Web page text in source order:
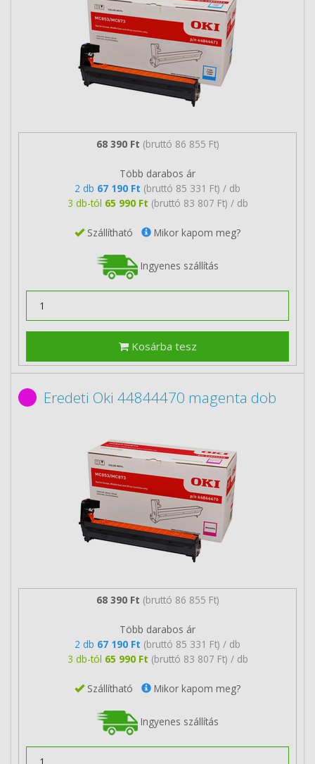
68 390 Ft (bruttó 86 855 Ft)
Több darabos ár
2 db 67 190 Ft (bruttó 85 331 Ft) / db
3 db-tól 65 990 Ft (bruttó 83 807 Ft) / db
Szállítható Mikor kapom meg?
Ingyenes szállítás
Kosárba tesz
Eredeti Oki 44844470 magenta dob
68 390 Ft (bruttó 86 855 Ft)
Több darabos ár
2 db 67 190 Ft (bruttó 85 331 Ft) / db
3 db-tól 65 990 Ft (bruttó 83 807 Ft) / db
Szállítható Mikor kapom meg?
Ingyenes szállítás